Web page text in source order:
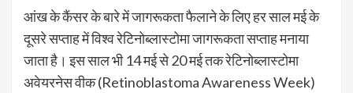
आंख के कैंसर के बारे में जागरूकता फैलाने के लिए हर साल मई के
दूसरे सप्ताह में विश्व रेटिनोब्लास्टोमा जागरूकता सप्ताह मनाया
जाता है। इस साल भी 14 मई से 20 मई तक रेटिनोब्लास्टोमा
अवेयरनेस वीक (Retinoblastoma Awareness Week)